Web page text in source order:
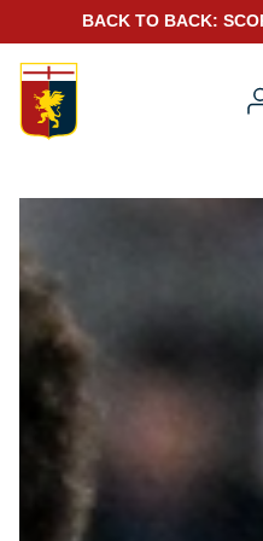
Prima squadra
Prima squadra
Kit Gara 2026/27
Training
Rappresentanza
Kit Gara 25/26
BACK TO BACK: